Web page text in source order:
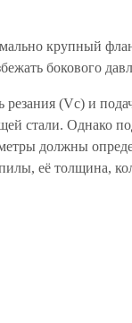
крупный
бокового
резания (Vc) и
стали. Однако
должны
её толщина,